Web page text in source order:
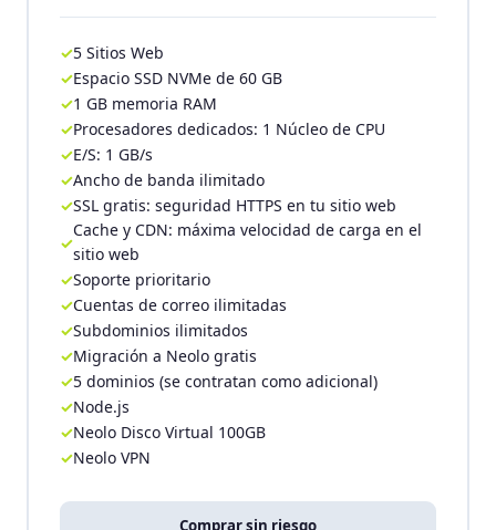
5 Sitios Web
Espacio SSD NVMe de 60 GB
1 GB memoria RAM
Procesadores dedicados: 1 Núcleo de CPU
E/S: 1 GB/s
Ancho de banda ilimitado
SSL gratis: seguridad HTTPS en tu sitio web
Cache y CDN: máxima velocidad de carga en el
sitio web
Soporte prioritario
Cuentas de correo ilimitadas
Subdominios ilimitados
Migración a Neolo gratis
5 dominios (se contratan como adicional)
Node.js
Neolo Disco Virtual 100GB
Neolo VPN
Comprar sin riesgo